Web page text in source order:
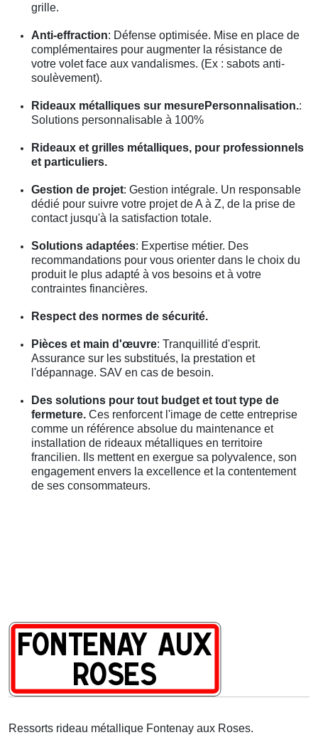
grille.
Anti-effraction: Défense optimisée. Mise en place de
complémentaires pour augmenter la résistance de
votre volet face aux vandalismes. (Ex : sabots anti-
soulèvement).
Rideaux métalliques sur mesurePersonnalisation.:
Solutions personnalisable à 100%
Rideaux et grilles métalliques, pour professionnels
et particuliers.
Gestion de projet: Gestion intégrale. Un responsable
dédié pour suivre votre projet de A à Z, de la prise de
contact jusqu'à la satisfaction totale.
Solutions adaptées: Expertise métier. Des
recommandations pour vous orienter dans le choix du
produit le plus adapté à vos besoins et à votre
contraintes financières.
Respect des normes de sécurité.
Pièces et main d'œuvre: Tranquillité d'esprit.
Assurance sur les substitués, la prestation et
l'dépannage. SAV en cas de besoin.
Des solutions pour tout budget et tout type de
fermeture. Ces renforcent l'image de cette entreprise
comme un référence absolue du maintenance et
installation de rideaux métalliques en territoire
francilien. Ils mettent en exergue sa polyvalence, son
engagement envers la excellence et la contentement
de ses consommateurs.
Ressorts rideau métallique Fontenay aux Roses.